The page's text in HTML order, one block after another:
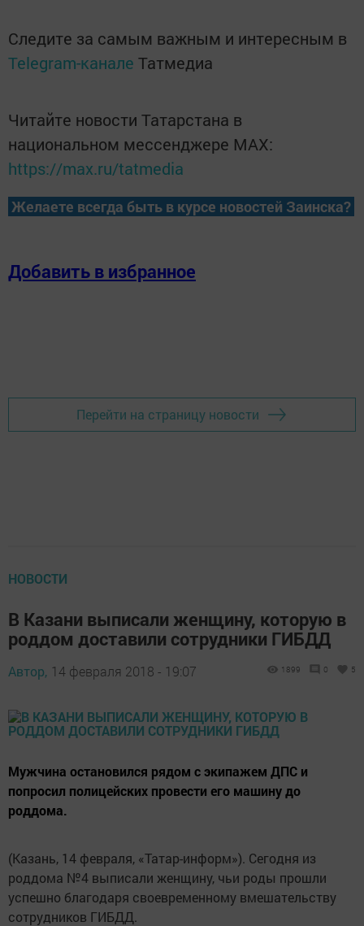
Следите за самым важным и интересным в
Telegram-канале Татмедиа
Читайте новости Татарстана в
национальном мессенджере MАХ:
https://max.ru/tatmedia
Желаете всегда быть в курсе новостей Заинска?
Добавить в избранное
Перейти на страницу новости
НОВОСТИ
В Казани выписали женщину, которую в
роддом доставили сотрудники ГИБДД
Автор, 14 февраля 2018 - 19:07 1899 0 5
Мужчина остановился рядом с экипажем ДПС и
попросил полицейских провести его машину до
роддома.
(Казань, 14 февраля, «Татар-информ»). Сегодня из
роддома №4 выписали женщину, чьи роды прошли
успешно благодаря своевременному вмешательству
сотрудников ГИБДД.